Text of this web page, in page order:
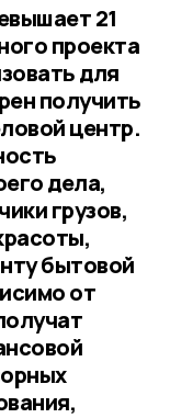
21
проекта
для
получить
центр.
дела,
грузов,
бытовой
от